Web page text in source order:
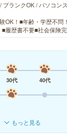
ブランクOK / パソコン
OK！■年齢・学歴不問
■履歴書不要■社会保険
30代 40代
もっと見る